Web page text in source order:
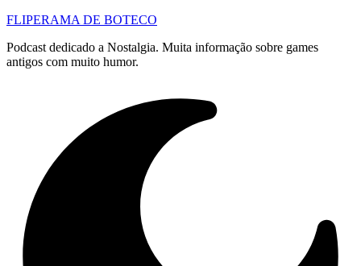
FLIPERAMA DE BOTECO
Podcast dedicado a Nostalgia. Muita informação sobre games
antigos com muito humor.